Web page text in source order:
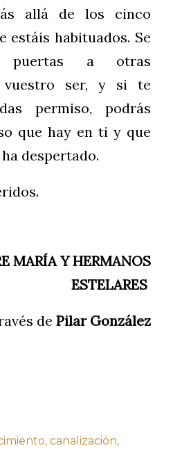
allá de los cinco
estáis habituados. Se
puertas a otras
vuestro ser, y si te
permiso, podrás
que hay en ti y que
despertado.
MARÍA Y HERMANOS
ESTELARES
de Pilar González
canalización